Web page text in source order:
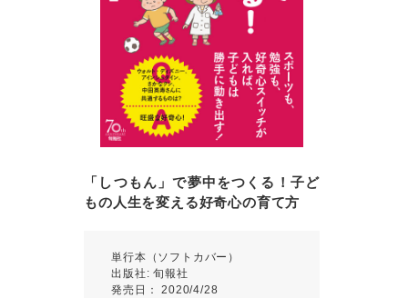
「しつもん」で夢中をつくる！子ど
もの人生を変える好奇心の育て方
単行本（ソフトカバー）
出版社: 旬報社
発売日： 2020/4/28